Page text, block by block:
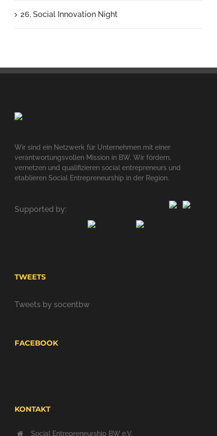
26. Social Innovation Night
Wir sind ein Netzwerk für Unternehmen mit einer
verantwortungsvollen Mission in BW. Wir fördern,
vernetzen und qualifizieren social entrepreneurs und
etablieren Social Entrepreneurship in der Region.
Supported by:
TWEETS
Tweets by socentbw
FACEBOOK
KONTAKT
Social Entrepreneurship BW e.V.